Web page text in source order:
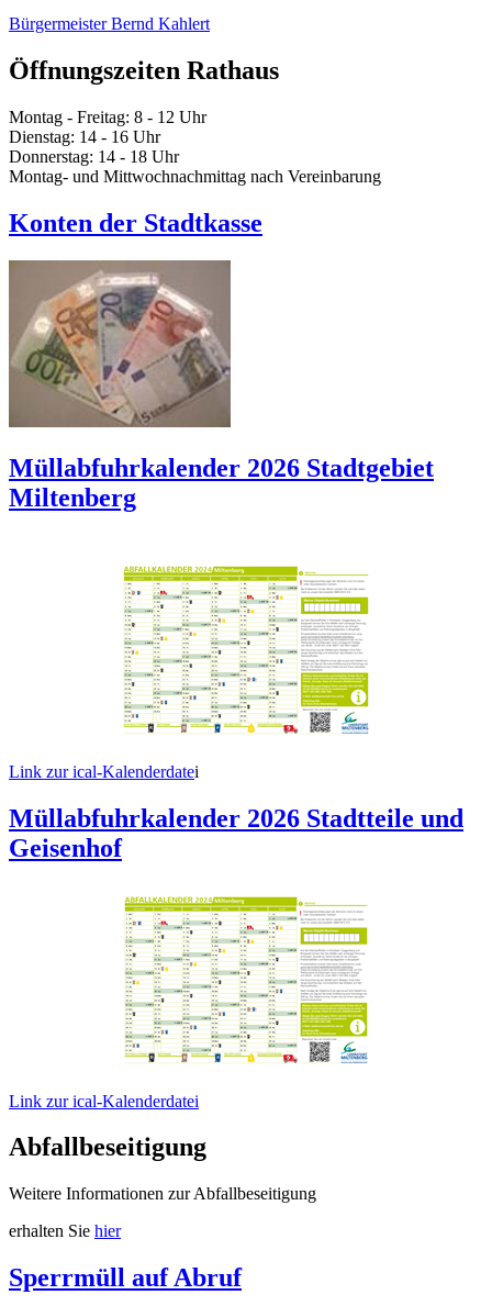
Bürgermeister Bernd Kahlert
Öffnungszeiten Rathaus
Montag - Freitag: 8 - 12 Uhr
Dienstag: 14 - 16 Uhr
Donnerstag: 14 - 18 Uhr
Montag- und Mittwochnachmittag nach Vereinbarung
Konten der Stadtkasse
Müllabfuhrkalender 2026 Stadtgebiet
Miltenberg
Link zur ical-Kalenderdatei
Müllabfuhrkalender 2026 Stadtteile und
Geisenhof
Link zur ical-Kalenderdatei
Abfallbeseitigung
Weitere Informationen zur Abfallbeseitigung
erhalten Sie hier
Sperrmüll auf Abruf